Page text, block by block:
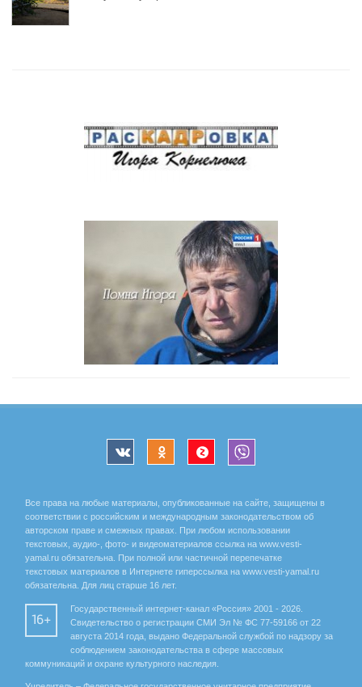
Все права на любые материалы, опубликованные на сайте, защищены в
соответствии с российским и международным законодательством об
авторском праве и смежных правах. При любом использовании
текстовых, аудио-, фото- и видеоматериалов ссылка на www.vesti-
yamal.ru обязательна. При полной или частичной перепечатке
текстовых материалов в Интернете гиперссылка на www.vesti-yamal.ru
обязательна. Для лиц старше 16 лет.
16+
Государственный интернет-канал «Россия» 2001 - 2026.
Свидетельство о регистрации СМИ Эл № ФС 77-59166 от 22
августа 2014 года, выдано Федеральной службой по надзору за
соблюдением законодательства в сфере массовых
коммуникаций и охране культурного наследия.